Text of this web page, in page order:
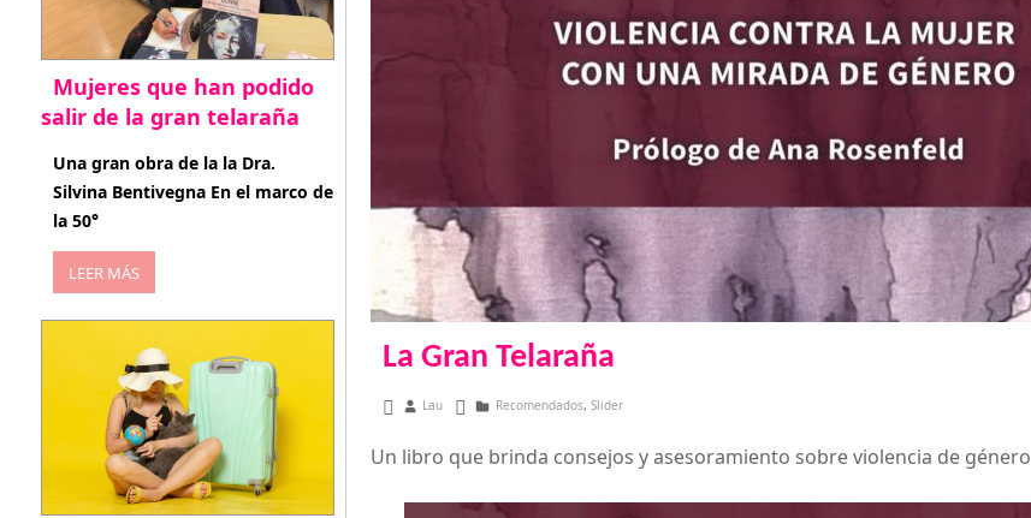
La Gran Telaraña
abril 25, 2023
Lau Recomendados, Slider
Un libro que brinda consejos y asesoramiento sobre violencia de género
Mujeres que han podido
salir de la gran telaraña
abril 29, 2026
Una gran obra de la la Dra.
Silvina Bentivegna En el marco de
la 50°
LEER MÁS